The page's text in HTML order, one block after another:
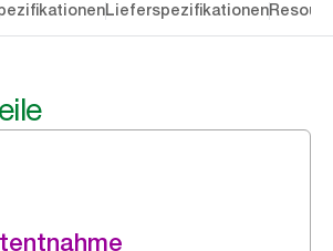
Lieferspezifikationen